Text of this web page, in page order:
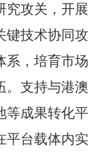
究攻关，开展
键技术协同攻
系，培育市场
。支持与港澳
等成果转化平
平台载体内实